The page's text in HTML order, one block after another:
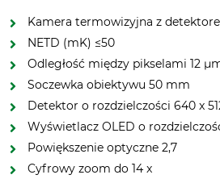
Kamera termowizyjna z
NETD (mK) ≤50
Odległość między pikselami 12
Soczewka obiektywu 50 mm
Detektor o rozdzielczości 640 x
Wyświetlacz OLED o
Powiększenie optyczne 2,7
Cyfrowy zoom do 14 x